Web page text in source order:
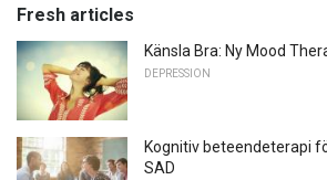
Fresh articles
Känsla Bra: Ny Mood
DEPRESSION
Kognitiv beteendeterapi
SAD